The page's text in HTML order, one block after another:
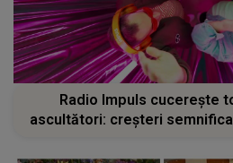
Radio Impuls cucerește
ascultători: creșteri